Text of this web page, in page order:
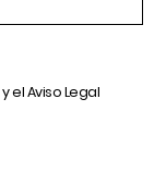
y elAviso Legal